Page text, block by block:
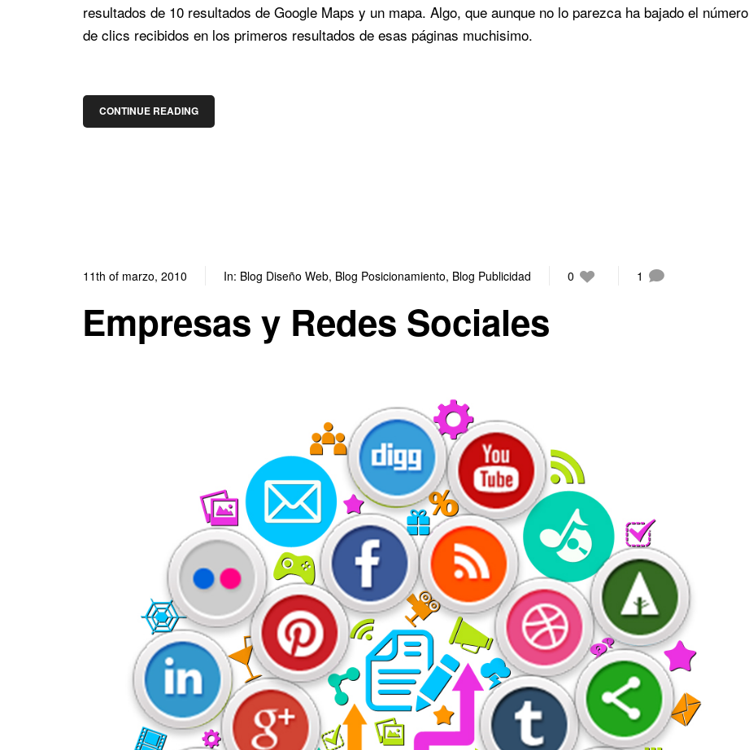
resultados de 10 resultados de Google Maps y un mapa. Algo, que aunque no lo parezca ha bajado el número
de clics recibidos en los primeros resultados de esas páginas muchisimo.
CONTINUE READING
11th of marzo, 2010 In: Blog Diseño Web, Blog Posicionamiento, Blog Publicidad 0 1
Empresas y Redes Sociales